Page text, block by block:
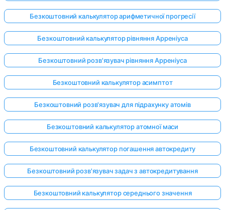
Безкоштовний калькулятор арифметичної прогресії
Безкоштовний калькулятор рівняння Арреніуса
Безкоштовний розв'язувач рівняння Арреніуса
Безкоштовний калькулятор асимптот
Безкоштовний розв'язувач для підрахунку атомів
Безкоштовний калькулятор атомної маси
Безкоштовний калькулятор погашення автокредиту
Безкоштовний розв'язувач задач з автокредитування
Безкоштовний калькулятор середнього значення